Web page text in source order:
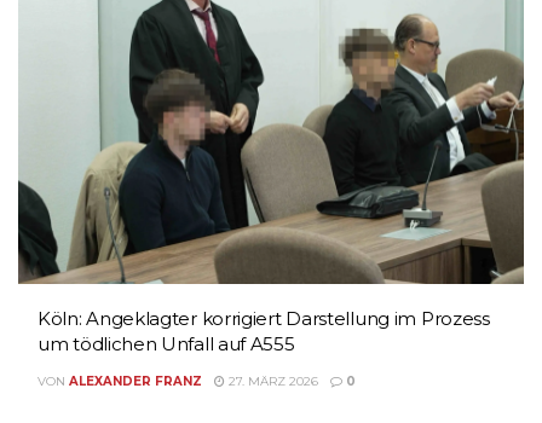
Köln: Angeklagter korrigiert Darstellung im Prozess
um tödlichen Unfall auf A555
VON ALEXANDER FRANZ 27. MÄRZ 2026 0